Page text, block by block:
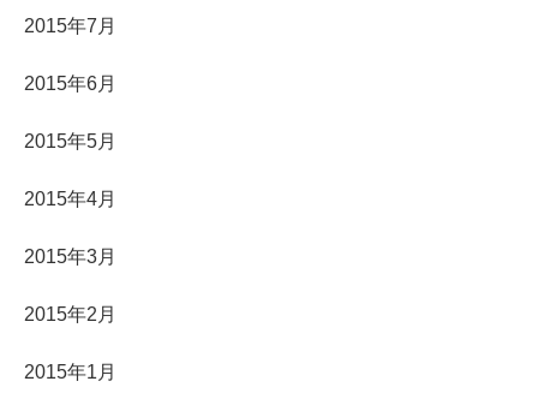
2015年7月
2015年6月
2015年5月
2015年4月
2015年3月
2015年2月
2015年1月